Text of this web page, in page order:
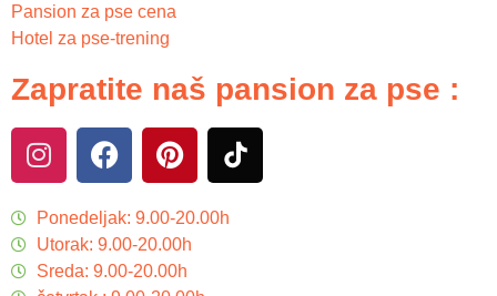
Pansion za pse cena
Hotel za pse-trening
Zapratite naš pansion za pse :
Ponedeljak: 9.00-20.00h
Utorak: 9.00-20.00h
Sreda: 9.00-20.00h